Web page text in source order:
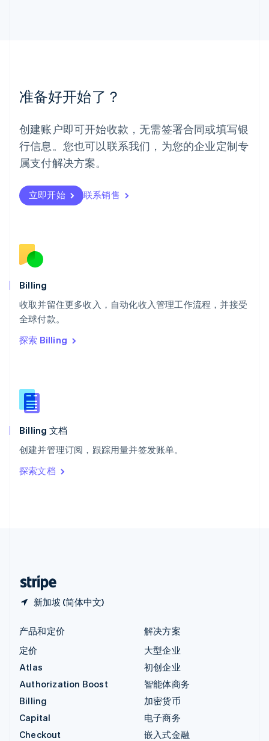
准备好开始了？
创建账户即可开始收款，无需签署合同或填写银
行信息。您也可以联系我们，为您的企业定制专
属支付解决方案。
立即开始 联系销售
Billing
收取并留住更多收入，自动化收入管理工作流程，并接受
全球付款。
探索 Billing
Billing 文档
创建并管理订阅，跟踪用量并签发账单。
探索文档
新加坡 (简体中文)
挪威
葡萄牙
Português English
日本
日本語English
瑞典
瑞士
DeutschFrançais
English
斯洛文尼亚
泰国
ไทยEnglish
希腊
English
西班牙
新西兰
English
匈牙利
English
ItalianoEnglish
印度
English
产品和定价
定价
Atlas
Authorization Boost
Billing
Capital
Checkout
解决方案
大型企业
初创企业
智能体商务
加密货币
电子商务
嵌入式金融